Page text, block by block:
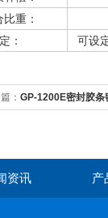
重：
：
可设
： GP-1200E密封胶
资讯 产